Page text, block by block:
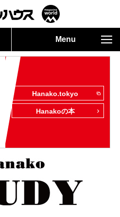
Menu
Hanako.tokyo
Hanakoの本